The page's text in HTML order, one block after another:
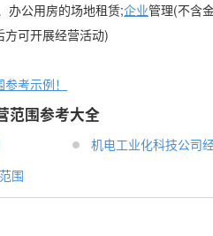
办公用房的场地租赁;企业管理(不含
可开展经营活动)
考示例！
范围参考大全
机电工业化科技公司
围